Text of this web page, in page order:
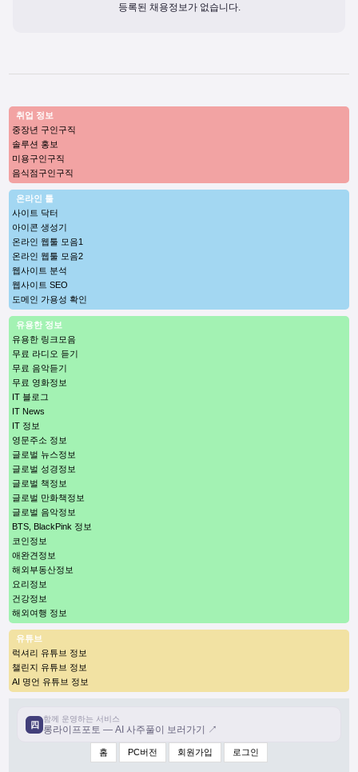
등록된 채용정보가 없습니다.
취업 정보
중장년 구인구직
솔루션 홍보
미용구인구직
음식점구인구직
온라인 툴
사이트 닥터
아이콘 생성기
온라인 웹툴 모음1
온라인 웹툴 모음2
웹사이트 분석
웹사이트 SEO
도메인 가용성 확인
유용한 정보
유용한 링크모음
무료 라디오 듣기
무료 음악듣기
무료 영화정보
IT 블로그
IT News
IT 정보
영문주소 정보
글로벌 뉴스정보
글로벌 성경정보
글로벌 책정보
글로벌 만화책정보
글로벌 음악정보
BTS, BlackPink 정보
코인정보
애완견정보
해외부동산정보
요리정보
건강정보
해외여행 정보
유튜브
럭셔리 유튜브 정보
챌린지 유튜브 정보
AI 명언 유튜브 정보
四
함께 운영하는 서비스
롱라이프포토 — AI 사주풀이 보러가기 ↗
홈 PC버전 회원가입 로그인